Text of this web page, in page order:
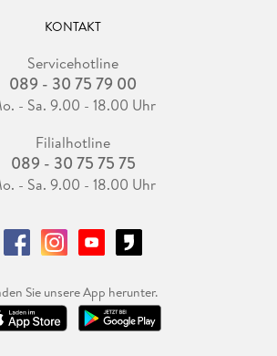
KONTAKT
Servicehotline
089 - 30 75 79 00
- Sa. 9.00 - 18.00 Uhr
Filialhotline
089 - 30 75 75 75
- Sa. 9.00 - 18.00 Uhr
Sie unsere App herunter.